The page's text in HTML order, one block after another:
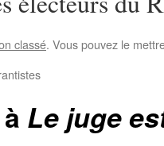
classé. Vous pouvez le
Le juge